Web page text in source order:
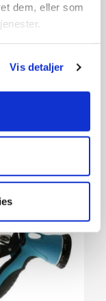
dem, eller som
Vis detaljer